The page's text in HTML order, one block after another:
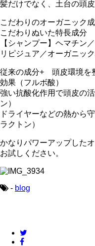
髪だけでなく、土台の頭
こだわりのオーガニック
こだわりぬいた特長成分
【シャンプー】ヘマチン
リピジュア／オーガニッ
従来の成分+ 頭皮環境を
効果（フルボ酸）
強い抗酸化作用で頭皮の
ン）
ドライヤーなどの熱から
ラクトン）
かなりパワーアップした
お試しください。
- blog